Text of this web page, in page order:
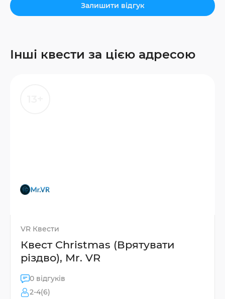
Залишити відгук
Інші квести за цією адресою
VR Квести
Квест Christmas (Врятувати
різдво), Mr. VR
0 відгуків
2-4(6)